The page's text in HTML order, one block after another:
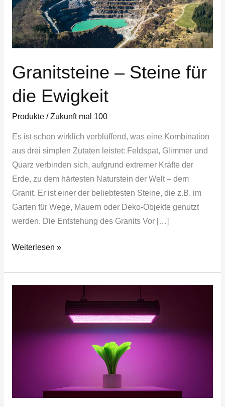
Granitsteine – Steine für
die Ewigkeit
Produkte/Zukunft mal 100
Es ist schon wirklich verblüffend, was eine Kombination
aus drei simplen Zutaten leistet: Feldspat, Glimmer und
Quarz verbinden sich, aufgrund extremer Kräfte der
Erde, zu dem härtesten Naturstein der Welt – dem
Granit. Er ist einer der beliebtesten Steine, die z.B. im
Garten für Wege, Mauern oder Deko-Objekte genutzt
werden. Die Entstehung des Granits Vor […]
Ewigkeit
Weiterlesen »